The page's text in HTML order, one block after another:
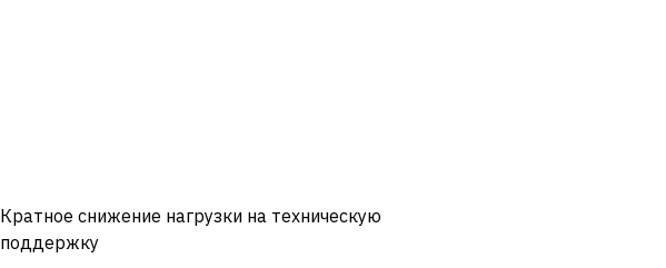
Кратное снижение нагрузки на техническую
поддержку